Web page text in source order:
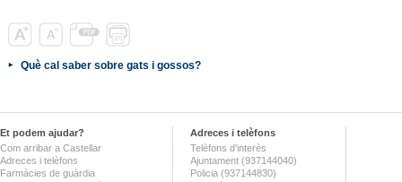
Què cal saber sobre gats i gossos?
Et podem ajudar?
Com arribar a Castellar
Adreces i telèfons
Farmàcies de guàrdia
Adreces i telèfons
Telèfons d'interès
Ajuntament (937144040)
Policia (937144830)